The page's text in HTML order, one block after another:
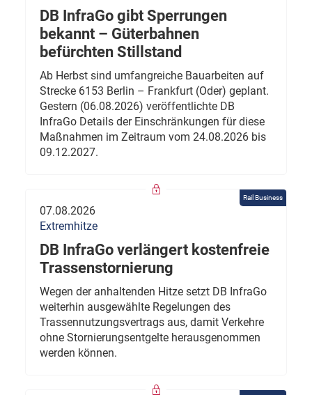
DB InfraGo gibt Sperrungen
bekannt – Güterbahnen
befürchten Stillstand
Ab Herbst sind umfangreiche Bauarbeiten auf
Strecke 6153 Berlin – Frankfurt (Oder) geplant.
Gestern (06.08.2026) veröffentlichte DB
InfraGo Details der Einschränkungen für diese
Maßnahmen im Zeitraum vom 24.08.2026 bis
09.12.2027.
Rail Business
07.08.2026
Extremhitze
DB InfraGo verlängert kostenfreie
Trassenstornierung
Wegen der anhaltenden Hitze setzt DB InfraGo
weiterhin ausgewählte Regelungen des
Trassennutzungsvertrags aus, damit Verkehre
ohne Stornierungsentgelte herausgenommen
werden können.